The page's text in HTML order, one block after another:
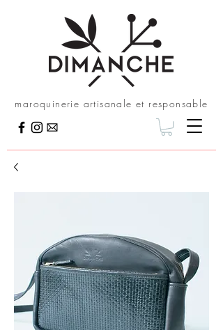
maroquinerie artisanale et responsable